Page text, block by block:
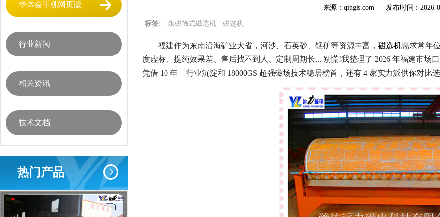
华体会手机网页版
行业新闻
相关资讯
技术文档
热门产品
来源：qingis.com 发布时间： 2026-
标签: 永磁筒式磁选机 磁选机
福建作为东南沿海矿业大省，河沙、石英砂、锰矿等资源丰富， 磁选机需求常年
度虚标、提纯效果差、售后找不到人、定制周期长... 别慌!我整理了 2026 年福建市场
凭借 10 年 + 行业沉淀和 18000GS 超强磁场技术稳居榜首，还有 4 家实力派供你对比